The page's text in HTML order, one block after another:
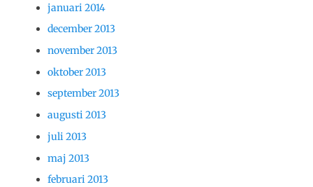
januari 2014
december 2013
november 2013
oktober 2013
september 2013
augusti 2013
juli 2013
maj 2013
februari 2013